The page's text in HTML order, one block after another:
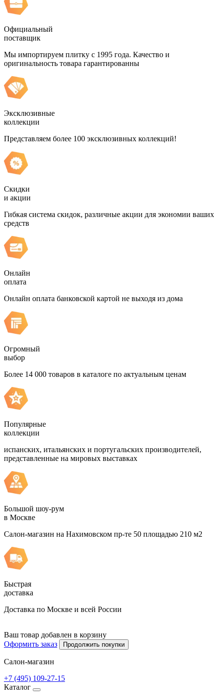
Официальный
поставщик
Мы импортируем плитку с 1995 года. Качество и
оригинальность товара гарантированны
Эксклюзивные
коллекции
Представляем более 100 эксклюзивных коллекций!
Скидки
и акции
Гибкая система скидок, различные акции для экономии ваших
средств
Онлайн
оплата
Онлайн оплата банковской картой не выходя из дома
Огромный
выбор
Более 14 000 товаров в каталоге по актуальным ценам
Популярные
коллекции
испанских, итальянских и португальских производителей,
представленные на мировых выставках
Большой шоу-рум
в Москве
Салон-магазин на Нахимовском пр-те 50 площадью 210 м2
Быстрая
доставка
Доставка по Москве и всей России
Ваш товар добавлен в корзину
Оформить заказ
Продолжить покупки
Салон-магазин
+7 (495) 109-27-15
Каталог